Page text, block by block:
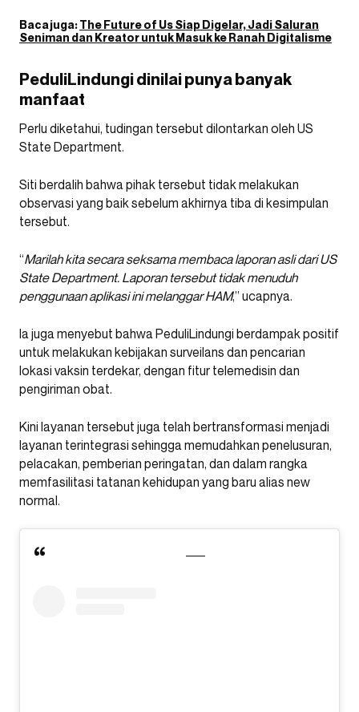
Baca juga:The Future of Us Siap Digelar, Jadi Saluran
Seniman dan Kreator untuk Masuk ke Ranah Digitalisme
PeduliLindungi dinilai punya banyak
manfaat
Perlu diketahui, tudingan tersebut dilontarkan oleh US
State Department.
Siti berdalih bahwa pihak tersebut tidak melakukan
observasi yang baik sebelum akhirnya tiba di kesimpulan
tersebut.
“Marilah kita secara seksama membaca laporan asli dari US
State Department. Laporan tersebut tidak menuduh
penggunaan aplikasi ini melanggar HAM,” ucapnya.
Ia juga menyebut bahwa PeduliLindungi berdampak positif
untuk melakukan kebijakan surveilans dan pencarian
lokasi vaksin terdekar, dengan fitur telemedisin dan
pengiriman obat.
Kini layanan tersebut juga telah bertransformasi menjadi
layanan terintegrasi sehingga memudahkan penelusuran,
pelacakan, pemberian peringatan, dan dalam rangka
memfasilitasi tatanan kehidupan yang baru alias new
normal.